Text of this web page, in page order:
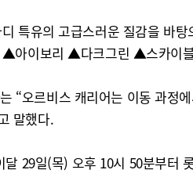
특유의 고급스러운 질감을 바
▲아이보리 ▲다크그린 ▲스카이
“오르비스 캐리어는 이동 과정
말했다.
달 29일(목) 오후 10시 50분부터